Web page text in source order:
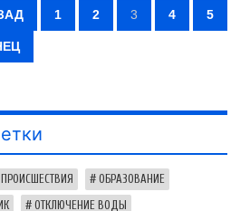
1 2 3 4 5
ПРОИСШЕСТВИЯ ОБРАЗОВАНИЕ
ОТКЛЮЧЕНИЕ ВОДЫ